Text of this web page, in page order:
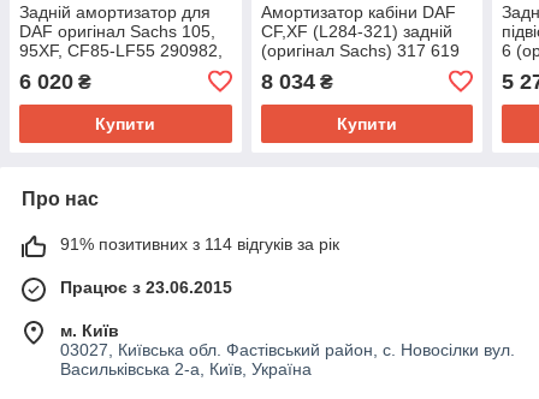
Задній амортизатор для
DAF оригінал Sachs 105,
95XF, CF85-LF55 290982,
підвіски
6 020 ₴
Купити
Амортизатор кабіни DAF
CF,XF (L284-321) задній
(оригінал Sachs) 317 619
8 034₴
Купити
6
5
Про нас
91% позитивних з 114 відгуків за рік
Працює з 23.06.2015
м. Київ
03027, Київська обл. Фастівський район, с. Новосілки вул.
Васильківська 2-а, Київ, Україна